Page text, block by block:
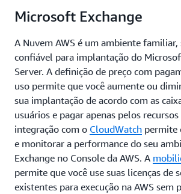
Microsoft Exchange
A Nuvem AWS é um ambiente familiar,
confiável para implantação do
Server. A definição de preço com
uso permite que você aumente ou
sua implantação de acordo com as
usuários e pagar apenas pelos
integração com o CloudWatch permite
e monitorar a performance do seu
Exchange no Console da AWS. A
permite que você use suas licenças de
existentes para execução na AWS sem